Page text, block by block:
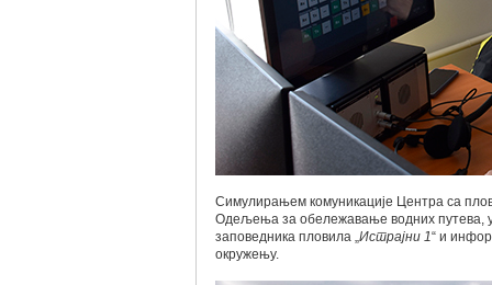
Симулирањем комуникације Центра са
Одељења за обележавање водних путева,
заповедника пловила „Истрајни 1“ и
окружењу.